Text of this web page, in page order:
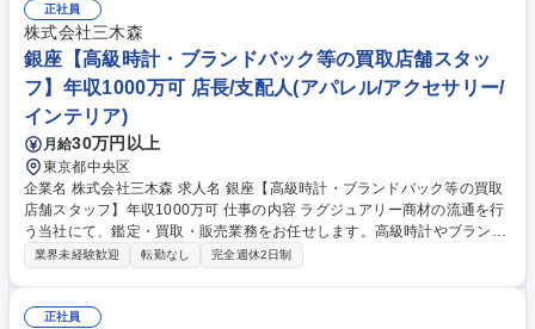
未経験からでも安心の育成体制を整えており、個人の頑張りや成果がダイ
レクトに反映される高水準なインセンティブ制度を導入。 成長と成果に応
じて正当に評価され、キャリアアップを目指すことが可能です。完全週休
2日のシフト制を採用しており、個人の希望に応じた柔軟な働き方も実現
できます。 募集職種 【銀座/販売スタッフ】元サッカー日本代表の大津祐
樹代表/高インセンティブ◎
正社員
株式会社三木森
銀座【高級時計・ブランドバック等の買取店舗スタッ
フ】年収1000万可 店長/支配人(アパレル/アクセサリー/
インテリア)
月給30万円以上
東京都中央区
企業名 株式会社三木森 求人名 銀座【高級時計・ブランドバック等の買取
店舗スタッフ】年収1000万可 仕事の内容 ラグジュアリー商材の流通を行
う当社にて、鑑定・買取・販売業務をお任せします。高級時計やブランド
バッグ等の店頭査定、接客販売、在庫管理を通じ、商品の価値を次世代へ
社後は月収35万円からのスタートとなり、成果に応じたインセンティブや
業界未経験歓迎 転勤なし 完全週休2日制
正社員